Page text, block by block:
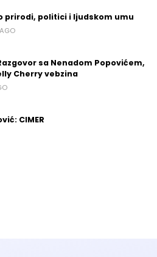
prirodi, politici i ljudskom umu
sa Nenadom Popovićem,
Cherry vebzina
CIMER